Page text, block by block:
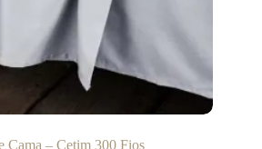
Cama – Cetim 300 Fios